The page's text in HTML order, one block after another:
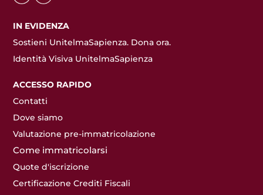
IN EVIDENZA
Sostieni UnitelmaSapienza. Dona ora.
Identità Visiva UnitelmaSapienza
ACCESSO RAPIDO
Contatti
Dove siamo
Valutazione pre-immatricolazione
Come immatricolarsi
Quote d'iscrizione
Certificazione Crediti Fiscali